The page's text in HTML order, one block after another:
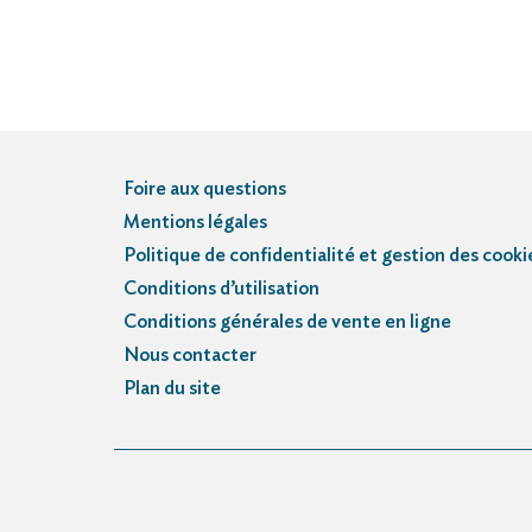
Foire aux questions
Mentions légales
Politique de confidentialité et gestion des
Conditions d’utilisation
Conditions générales de vente en ligne
Nous contacter
Plan du site